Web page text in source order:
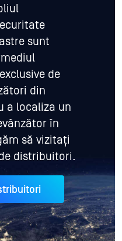
sunt
de
din
a localiza un
în
să vizitați
distribuitori.